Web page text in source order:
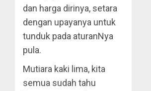
dan harga dirinya, setara
dengan upayanya untuk
tunduk pada aturanNya
pula.
Mutiara kaki lima, kita
semua sudah tahu